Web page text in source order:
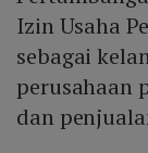
Izin Usaha
sebagai
perusahaan
dan